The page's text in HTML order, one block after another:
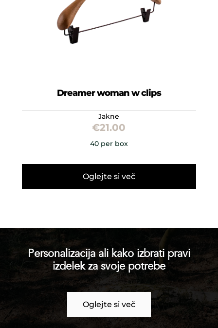
Dreamer woman w clips
Jakne
€21.00
40 per box
Oglejte si več
Personalizacija ali kako izbrati pravi
izdelek za svoje potrebe
Oglejte si več